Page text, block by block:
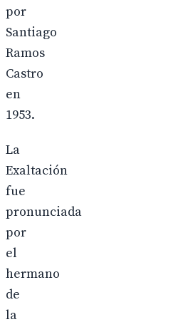
por
Santiago
Ramos
Castro
en
1953.
La
Exaltación
fue
pronunciada
por
el
hermano
de
la